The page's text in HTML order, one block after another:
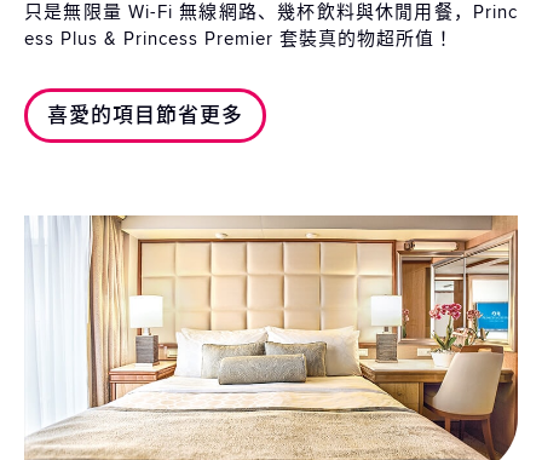
只是無限量 Wi-Fi 無線網路、幾杯飲料與休閒用餐，Princ
ess Plus & Princess Premier 套裝真的物超所值！
喜愛的項目節省更多